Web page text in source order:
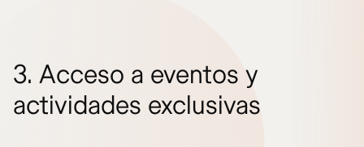
3. Acceso a eventos y
actividades exclusivas